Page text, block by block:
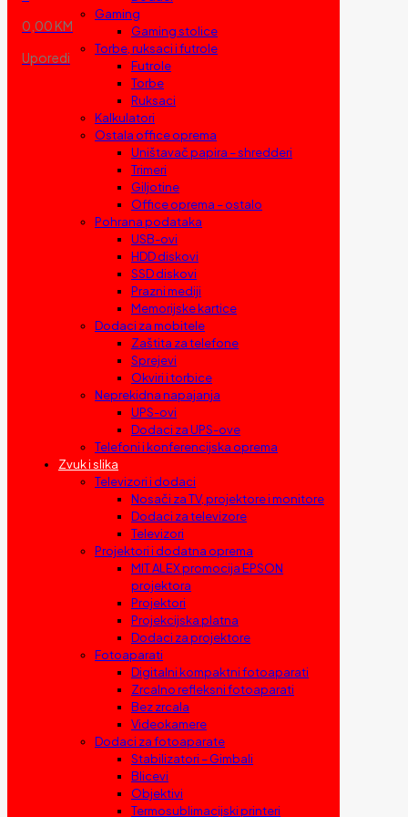
0,00 KM
Uporedi
Gaming
Gaming stolice
Torbe, ruksaci i futrole
Futrole
Torbe
Ruksaci
Kalkulatori
Ostala office oprema
Uništavač papira – shredderi
Trimeri
Giljotine
Office oprema – ostalo
Pohrana podataka
USB-ovi
HDD diskovi
SSD diskovi
Prazni mediji
Memorijske kartice
Dodaci za mobitele
Zaštita za telefone
Sprejevi
Okviri i torbice
Neprekidna napajanja
UPS-ovi
Dodaci za UPS-ove
Telefoni i konferencijska oprema
Zvuk i slika
Televizori i dodaci
Nosači za TV, projektore i monitore
Dodaci za televizore
Televizori
Projektori i dodatna oprema
MIT ALEX promocija EPSON
projektora
Projektori
Projekcijska platna
Dodaci za projektore
Fotoaparati
Digitalni kompaktni fotoaparati
Zrcalno refleksni fotoaparati
Bez zrcala
Videokamere
Dodaci za fotoaparate
Stabilizatori – Gimbali
Blicevi
Objektivi
Termosublimacijski printeri